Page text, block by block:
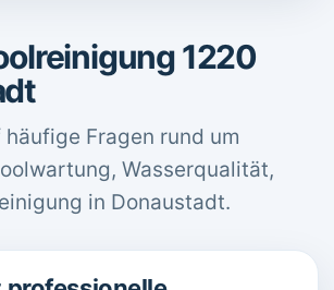
1220
Fragen rund um
Wasserqualität,
in Donaustadt.